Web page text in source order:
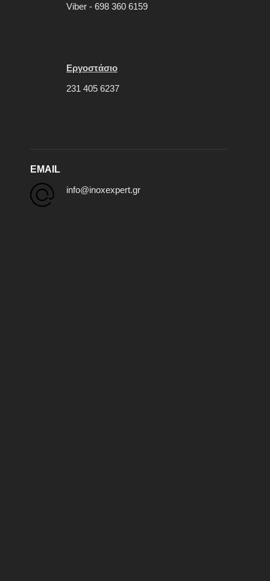
Viber - 698 360 6159
Εργοστάσιο
231 405 6237
EMAIL
info@inoxexpert.gr